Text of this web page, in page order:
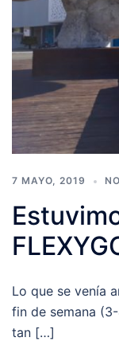
7 MAYO, 2019
Lo que se venía
fin de semana
tan […]